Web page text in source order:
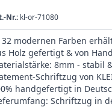
Nr.: kl-or-71080
modernen Farben
Holz gefertigt & von
8mm - stabil
Schriftzug von
handgefertigt in
Schriftzug in